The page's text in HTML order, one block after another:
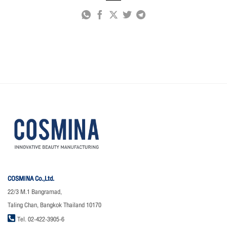
COSMINA Co.,Ltd.
22/3 M.1 Bangramad,
Taling Chan, Bangkok Thailand 10170
Tel. 02-422-3905-6